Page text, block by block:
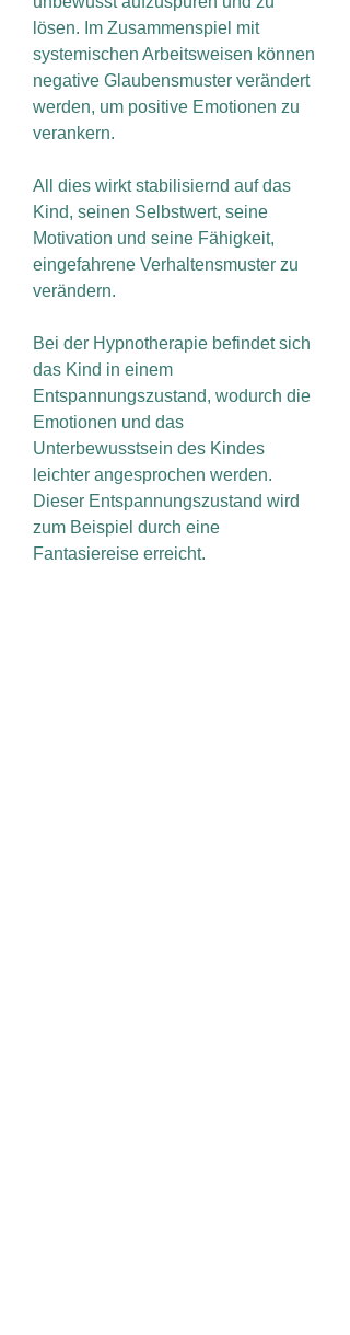
lösen. Im Zusammenspiel mit
systemischen Arbeitsweisen können
negative Glaubensmuster verändert
werden, um positive Emotionen zu
verankern.
All dies wirkt stabilisiernd auf das
Kind, seinen Selbstwert, seine
Motivation und seine Fähigkeit,
eingefahrene Verhaltensmuster zu
verändern.
Bei der Hypnotherapie befindet sich
das Kind in einem
Entspannungszustand, wodurch die
Emotionen und das
Unterbewusstsein des Kindes
leichter angesprochen werden.
Dieser Entspannungszustand wird
zum Beispiel durch eine
Fantasiereise erreicht.